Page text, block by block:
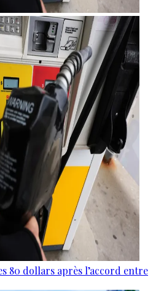
80 dollars après l’accord entre